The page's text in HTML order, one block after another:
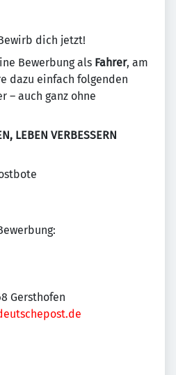
dich jetzt!
Bewerbung als Fahrer, am
dazu einfach folgenden
– auch ganz ohne
LEBEN VERBESSERN
Gersthofen